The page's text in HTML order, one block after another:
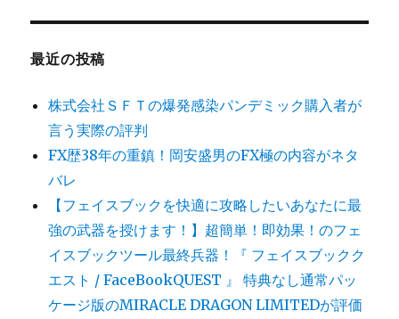
最近の投稿
株式会社ＳＦＴの爆発感染パンデミック購入者が
言う実際の評判
FX歴38年の重鎮！岡安盛男のFX極の内容がネタ
バレ
【フェイスブックを快適に攻略したいあなたに最
強の武器を授けます！】超簡単！即効果！のフェ
イスブックツール最終兵器！『 フェイスブックク
エスト / FaceBookQUEST 』 特典なし通常パッ
ケージ版のMIRACLE DRAGON LIMITEDが評価